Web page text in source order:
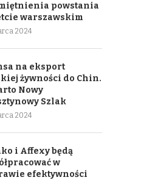
powstania
warszawskim
2024
na eksport
żywności do Chin.
Nowy
Szlak
2024
i Affexy będą
w
efektywności